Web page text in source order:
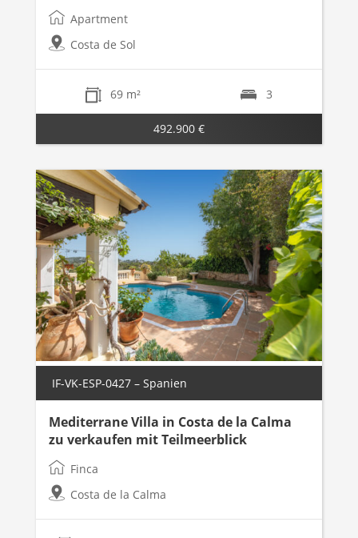
Apartment
Costa de Sol
69 m² 3
492.900 €
IF-VK-ESP-0427 – Spanien
Mediterrane Villa in Costa de la Calma
zu verkaufen mit Teilmeerblick
Finca
Costa de la Calma